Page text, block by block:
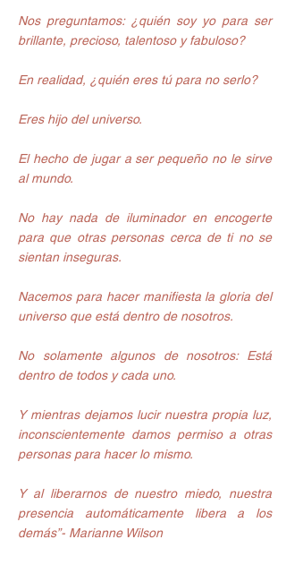
Nos preguntamos: ¿quién soy yo para ser
brillante, precioso, talentoso y fabuloso?
En realidad, ¿quién eres tú para no serlo?
Eres hijo del universo.
El hecho de jugar a ser pequeño no le sirve
al mundo.
No hay nada de iluminador en encogerte
para que otras personas cerca de ti no se
sientan inseguras.
Nacemos para hacer manifiesta la gloria del
universo que está dentro de nosotros.
No solamente algunos de nosotros: Está
dentro de todos y cada uno.
Y mientras dejamos lucir nuestra propia luz,
inconscientemente damos permiso a otras
personas para hacer lo mismo.
Y al liberarnos de nuestro miedo, nuestra
presencia automáticamente libera a los
demás”- Marianne Wilson